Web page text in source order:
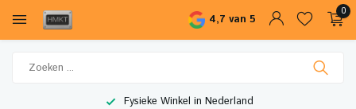
4,7 van 5
0
Fysieke Winkel in Nederland